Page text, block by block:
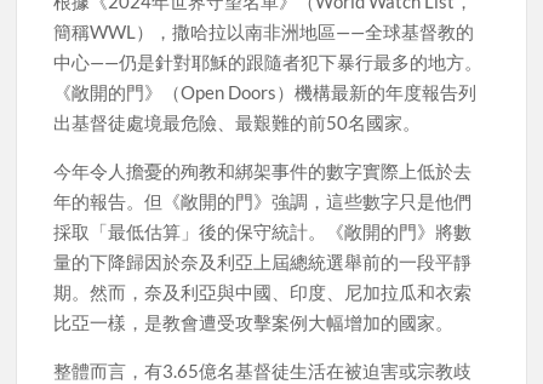
簡稱WWL），撒哈拉以南非洲地區——全球基督教的
中心——仍是針對耶穌的跟隨者犯下暴行最多的地方。
《敞開的門》（Open Doors）機構最新的年度報告列
出基督徒處境最危險、最艱難的前50名國家。
今年令人擔憂的殉教和綁架事件的數字實際上低於去
年的報告。但《敞開的門》強調，這些數字只是他們
採取「最低估算」後的保守統計。《敞開的門》將數
量的下降歸因於奈及利亞上屆總統選舉前的一段平靜
期。然而，奈及利亞與中國、印度、尼加拉瓜和衣索
比亞一樣，是教會遭受攻擊案例大幅增加的國家。
整體而言，有3.65億名基督徒生活在被迫害或宗教歧